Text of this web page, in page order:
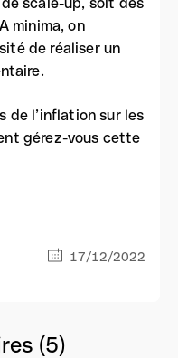
minima, on
de réaliser un
de l’inflation sur les
gérez-vous cette
17/12/2022
(5)